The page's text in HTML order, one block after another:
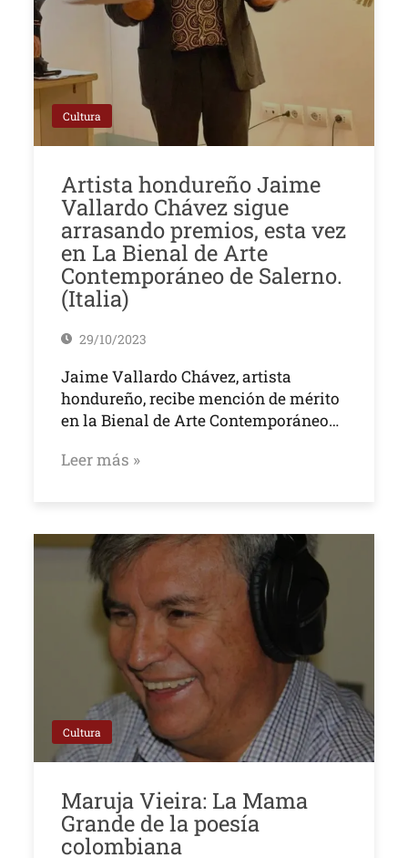
Cultura
Artista hondureño Jaime
Vallardo Chávez sigue
arrasando premios, esta vez
en La Bienal de Arte
Contemporáneo de Salerno.
(Italia)
29/10/2023
Jaime Vallardo Chávez, artista
hondureño, recibe mención de mérito
en la Bienal de Arte Contemporáneo…
Leer más »
Cultura
Maruja Vieira: La Mama
Grande de la poesía
colombiana